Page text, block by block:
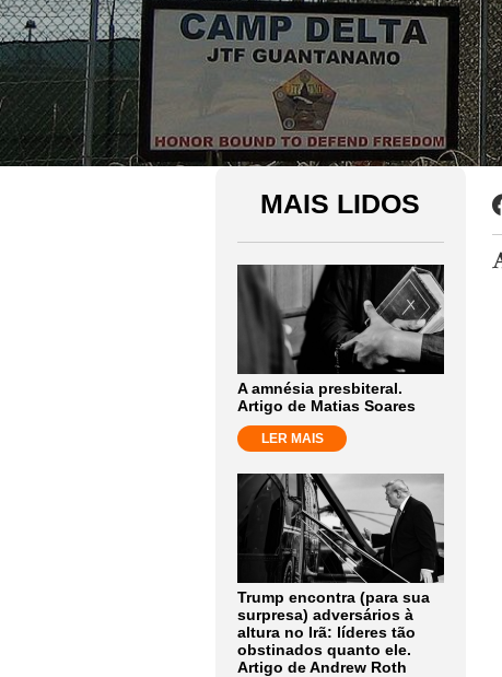
MAIS LIDOS
A amnésia presbiteral.
Artigo de Matias Soares
LER MAIS
Trump encontra (para sua
surpresa) adversários à
altura no Irã: líderes tão
obstinados quanto ele.
Artigo de Andrew Roth